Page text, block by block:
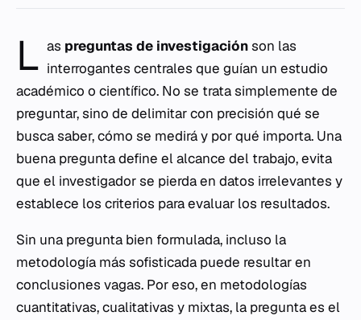
L as preguntas de investigaciónson las
interrogantes centrales que guían un estudio
académico o científico. No se trata simplemente de
preguntar, sino de delimitar con precisión qué se
busca saber, cómo se medirá y por qué importa. Una
buena pregunta define el alcance del trabajo, evita
que el investigador se pierda en datos irrelevantes y
establece los criterios para evaluar los resultados.
Sin una pregunta bien formulada, incluso la
metodología más sofisticada puede resultar en
conclusiones vagas. Por eso, en metodologías
cuantitativas, cualitativas y mixtas, la pregunta es el